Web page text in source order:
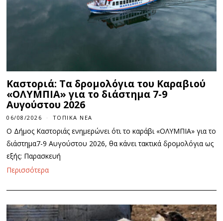
Καστοριά: Τα δρομολόγια του Καραβιού
«ΟΛΥΜΠΙΑ» για το διάστημα 7-9
Αυγούστου 2026
06/08/2026 ΤΟΠΙΚΆ ΝΈΑ
Ο Δήμος Καστοριάς ενημερώνει ότι το καράβι «ΟΛΥΜΠΙΑ» για το
διάστημα7-9 Αυγούστου 2026, θα κάνει τακτικά δρομολόγια ως
εξής: Παρασκευή
Περισσότερα